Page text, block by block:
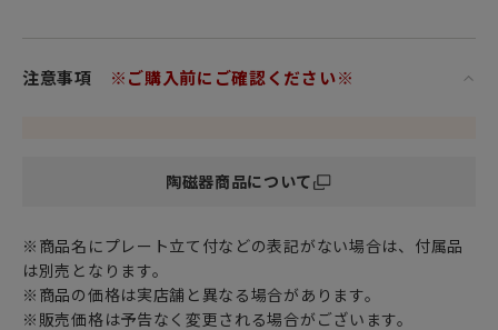
優れた透光性と強度、美しい白色が特徴の
スタイリッシュな「1759シェイプ」のティーカップは
直線的なラインのボティと四角形の取っ手部分が特徴です。
1759はウェッジウッド社の創立された年。
金彩で飾られたクラシカルな四角形の取っ手はエレガントな
注意事項 ※ご購入前にご確認ください※
陶磁器商品について
※商品名にプレート立て付などの表記がない場合は、付属品
は別売となります。
※商品の価格は実店舗と異なる場合があります。
※販売価格は予告なく変更される場合がございます。